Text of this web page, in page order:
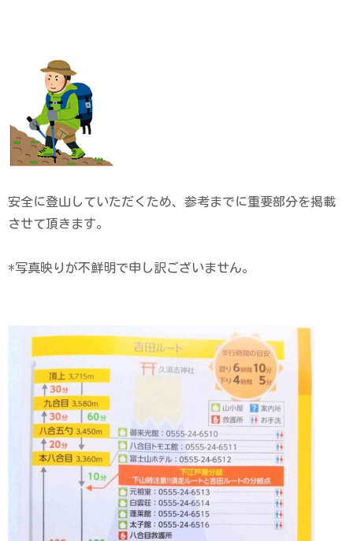
安全に登山していただくため、参考までに重要部分を掲載
させて頂きます。
*写真映りが不鮮明で申し訳ございません。